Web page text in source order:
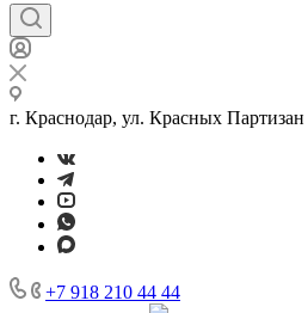
г. Краснодар, ул. Красных Партизан
+7 918 210 44 44